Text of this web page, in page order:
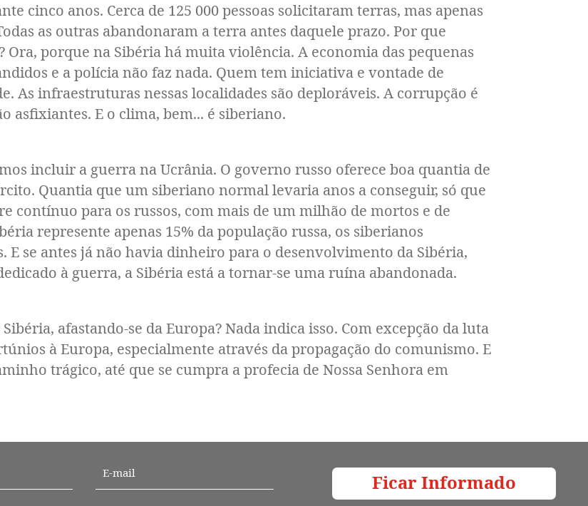
cinco anos. Cerca de 125 000 pessoas solicitaram terras, mas apenas
as outras abandonaram a terra antes daquele prazo. Por que
porque na Sibéria há muita violência. A economia das pequenas
e a polícia não faz nada. Quem tem iniciativa e vontade de
As infraestruturas nessas localidades são deploráveis. A corrupção é
asfixiantes. E o clima, bem... é siberiano.
incluir a guerra na Ucrânia. O governo russo oferece boa quantia de
Quantia que um siberiano normal levaria anos a conseguir, só que
contínuo para os russos, com mais de um milhão de mortos e de
represente apenas 15% da população russa, os siberianos
E se antes já não havia dinheiro para o desenvolvimento da Sibéria,
à guerra, a Sibéria está a tornar-se uma ruína abandonada.
afastando-se da Europa? Nada indica isso. Com excepção da luta
à Europa, especialmente através da propagação do comunismo. E
trágico, até que se cumpra a profecia de Nossa Senhora em
Ficar Informado